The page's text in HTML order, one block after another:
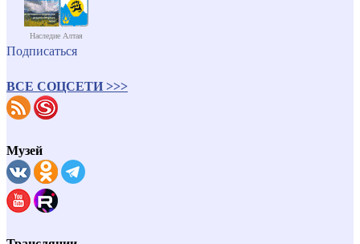
Наследие Алтая
Подписаться
ВСЕ СОЦСЕТИ >>>
Музей